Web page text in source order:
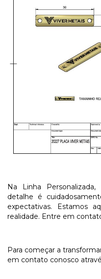
Na Linha
detalhe é
expectativas. Estamos
realidade. Entre em
Para começar a
em contato conosco